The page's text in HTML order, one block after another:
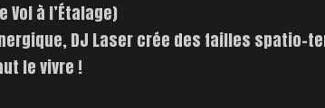
Vol à l’Étalage)
DJ Laser crée des failles spatio-
le vivre !